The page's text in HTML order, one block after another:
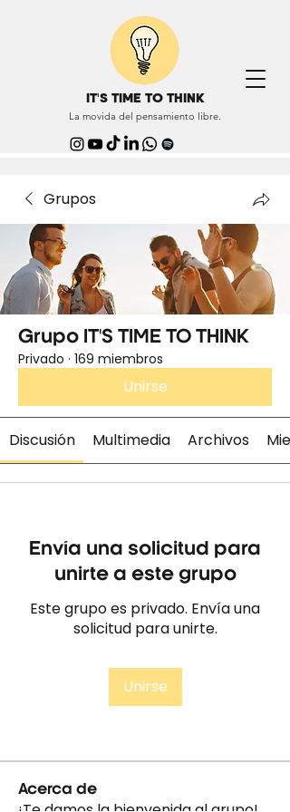
IT'S TIME TO THINK
La movida del pensamiento libre.
Grupos
Grupo IT'S TIME TO THINK
Privado · 169 miembros
Unirse
Discusión Multimedia Archivos
Envía una solicitud para
unirte a este grupo
Este grupo es privado. Envía una
solicitud para unirte.
Unirse
Acerca de